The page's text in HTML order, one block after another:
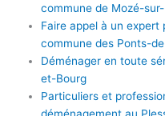
commune de Mozé-
Faire appel à un expert
commune des Ponts-
Déménager en toute
et-Bourg
Particuliers et
déménagement au